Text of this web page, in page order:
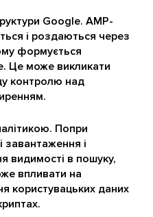
Google. AMP-
і роздаються через
формується
Це може викликати
контролю над
Попри
завантаження і
видимості в пошуку,
впливати на
користувацьких даних